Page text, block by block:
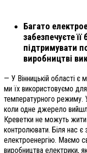
Багато
забезпечуєте
підтримувати
виробництві
— У Вінницькій області є
ми їх використовуємо
температурного режиму.
коли одне джерело
Креветки не можуть
контролювати. Біля нас є
електроенергію. Маємо
виробництва електрики,